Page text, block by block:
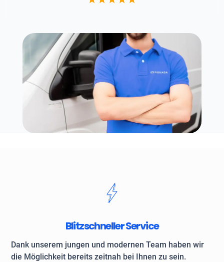
Blitzschneller Service
Dank unserem jungen und modernen Team haben wir
die Möglichkeit bereits zeitnah bei Ihnen zu sein.